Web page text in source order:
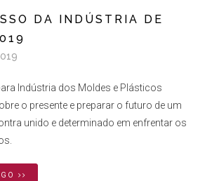
DA INDÚSTRIA DE
Indústria dos Moldes e Plásticos
o presente e preparar o futuro de um
unido e determinado em enfrentar os